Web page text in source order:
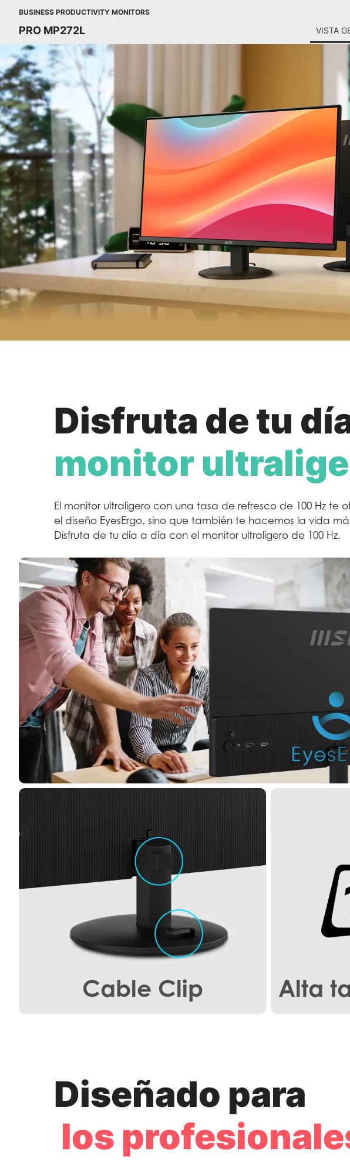
BUSINESS PRODUCTIVITY MONITORS
PRO MP272L VISTA
Disfruta de tu
monitor
El monitor ultraligero con una tasa de refresco de 100 Hz
el diseño EyesErgo, sino que también te hacemos la vida
Disfruta de tu día a día con el monitor ultraligero de 100 Hz.
Cable Clip Alta
Diseñado para
los